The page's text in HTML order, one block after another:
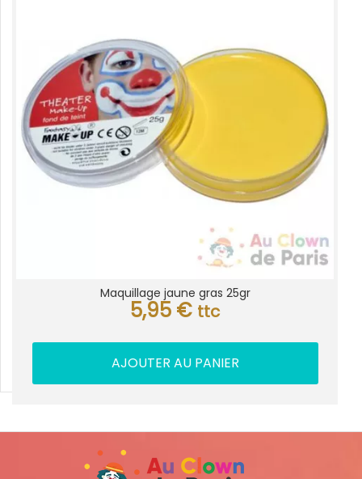
Maquillage jaune gras 25gr
5,95 € ttc
AJOUTER AU PANIER